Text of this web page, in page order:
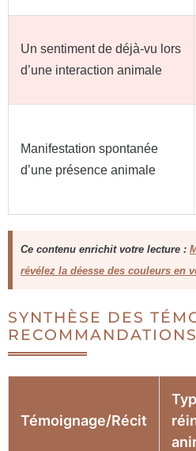
Un sentiment de déjà-vu lors
d’une interaction animale
Manifestation spontanée
d’une présence animale
Ce contenu enrichit votre lecture :
révélez la déesse des couleurs en
SYNTHÈSE DES
Témoignage/Récit